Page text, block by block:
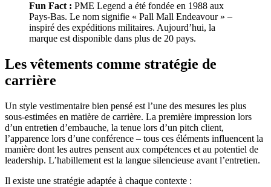
Fun Fact : PME Legend a été fondée en 1988 aux
Pays-Bas. Le nom signifie « Pall Mall Endeavour » –
inspiré des expéditions militaires. Aujourd’hui, la
marque est disponible dans plus de 20 pays.
Les vêtements comme stratégie de
carrière
Un style vestimentaire bien pensé est l’une des mesures les plus
sous-estimées en matière de carrière. La première impression lors
d’un entretien d’embauche, la tenue lors d’un pitch client,
l’apparence lors d’une conférence – tous ces éléments influencent la
manière dont les autres pensent aux compétences et au potentiel de
leadership. L’habillement est la langue silencieuse avant l’entretien.
Il existe une stratégie adaptée à chaque contexte :